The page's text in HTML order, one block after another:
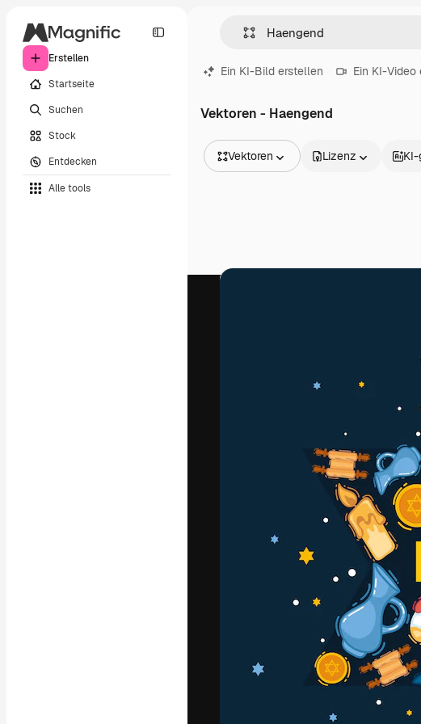
Erstellen
Startseite
Suchen
Stock
Entdecken
Alle tools
Ein KI-Bild erstellen Ein KI-Video
Vektoren - Haengend
Vektoren
Videos
Lizenz
Arbeit zu verwirklichen.
Abonnenten unter
Deutsch
Copyright © 2010-2026